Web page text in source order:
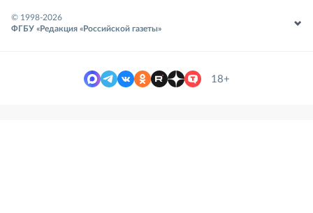
© 1998-2026
ФГБУ «Редакция «Российской газеты»
18+